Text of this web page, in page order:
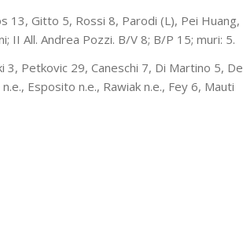
13, Gitto 5, Rossi 8, Parodi (L), Pei Huang,
II All. Andrea Pozzi. B/V 8; B/P 15; muri: 5.
3, Petkovic 29, Caneschi 7, Di Martino 5, De
Esposito n.e., Rawiak n.e., Fey 6, Mauti